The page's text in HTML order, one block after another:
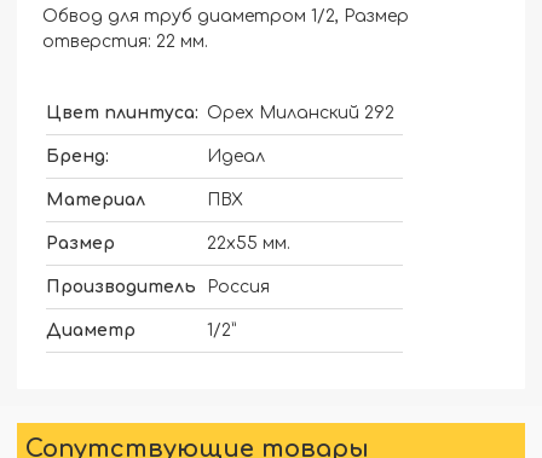
Обвод для труб диаметром 1/2, Размер
отверстия: 22 мм.
Цвет плинтуса: Орех Миланский 292
Бренд: Идеал
Материал ПВХ
Размер 22х55 мм.
Производитель Россия
Диаметр 1/2”
Сопутствующие товары